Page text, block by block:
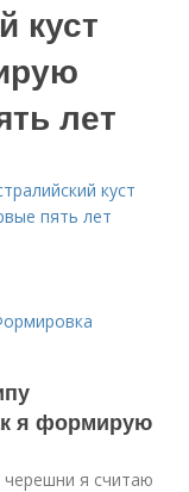
куст
лет
куст
пять лет
я формирую
я считаю